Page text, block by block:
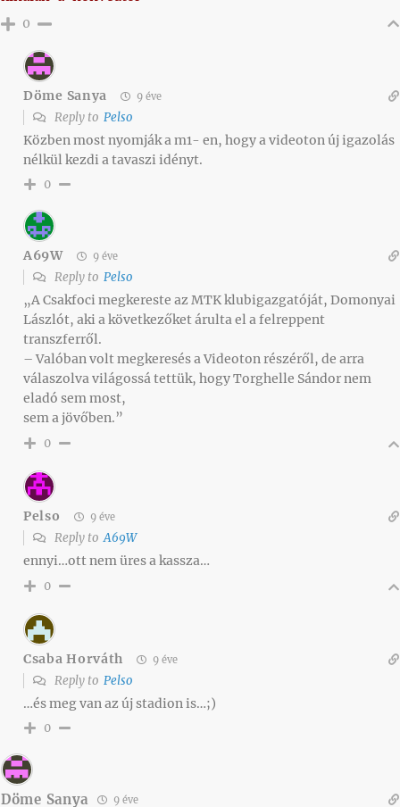
0
Döme Sanya 9 éve
Reply to Pelso
Közben most nyomják a m1- en, hogy a videoton új igazolás
nélkül kezdi a tavaszi idényt.
0
A69W 9 éve
Reply to Pelso
„A Csakfoci megkereste az MTK klubigazgatóját, Domonyai
Lászlót, aki a következőket árulta el a felreppent
transzferről.
– Valóban volt megkeresés a Videoton részéről, de arra
válaszolva világossá tettük, hogy Torghelle Sándor nem
eladó sem most,
sem a jövőben.”
0
Pelso 9 éve
Reply toA69W
ennyi…ott nem üres a kassza…
0
Csaba Horváth 9 éve
Reply to Pelso
…és meg van az új stadion is…;)
0
Döme Sanya 9 éve